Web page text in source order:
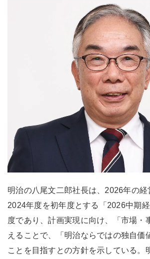
明治の八尾文二郎社長は、2026年の経
2024年度を初年度とする「2026中期
度であり、計画実現に向け、「市場・
えることで、「明治ならではの独自価
ことを目指すとの方針を示している。